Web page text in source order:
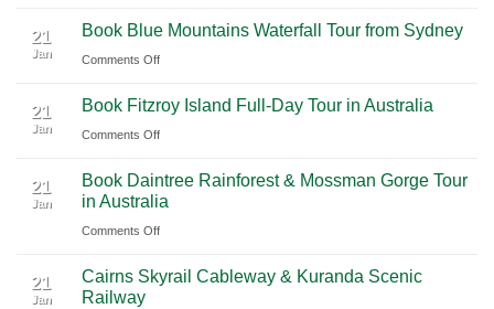
Tulum
Pudong
International
(PVG)
Airport
Guide
|
Book
Service
with
Ciiclo
21
Jan
Book Blue Mountains Waterfall Tour from Sydney
Comments Offon
Blue
Mountains
Tour
from
Sydney
21
Jan
Book Fitzroy Island Full-Day Tour in Australia
Comments Offon
Fitzroy
Island
Full-
Tour
21
Jan
Book Daintree Rainforest & Mossman Gorge Tour
in Australia
Comments Offon
Daintree
21
Jan
Cairns Skyrail Cableway & Kuranda Scenic
Railway